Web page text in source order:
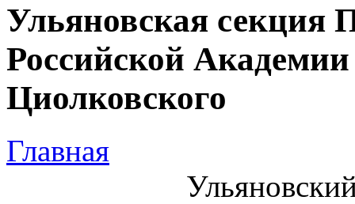
Ульяновская секция
Российской
Циолковского
Главная